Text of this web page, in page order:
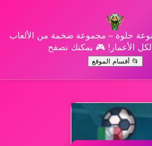
حلوة – مجموعة ضخمة من الألعاب
لكل الأعمار! 🎮 يمكنك تصفح
📂 أقسام الموقع